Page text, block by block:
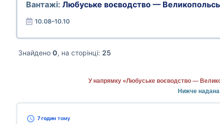
Вантажі: Любуське воєводство —
10.08–10.10
Знайдено 0, на сторінці: 25
У напрямку «Любуське воєводство —
Нижче
7 годин тому